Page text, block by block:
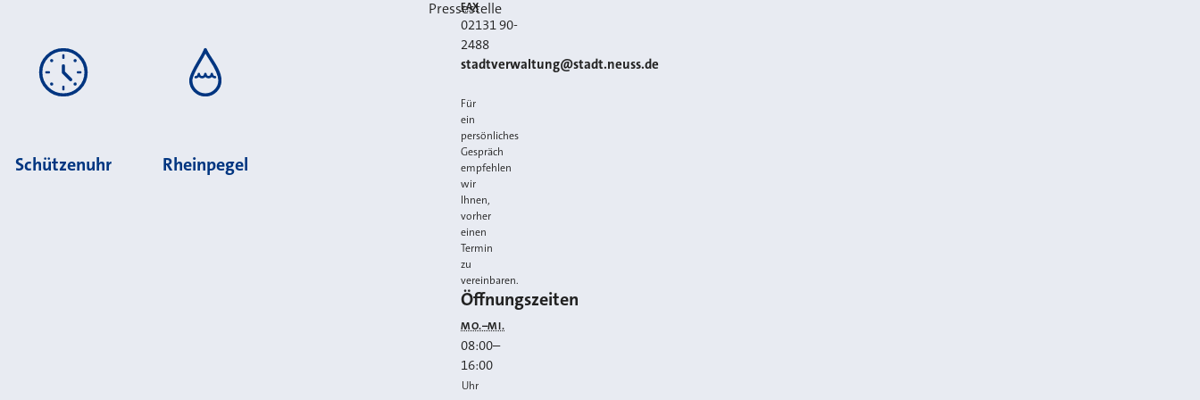
Schützenuhr Rheinpegel
Pressestelle
FAX
02131 90-
2488
E-MAIL
stadtverwaltung@stadt.neuss.de
Für
ein
persönliches
Gespräch
empfehlen
wir
Ihnen,
vorher
einen
Termin
zu
vereinbaren.
Öffnungszeiten
MO.–MI.
08:00–
16:00
Uhr